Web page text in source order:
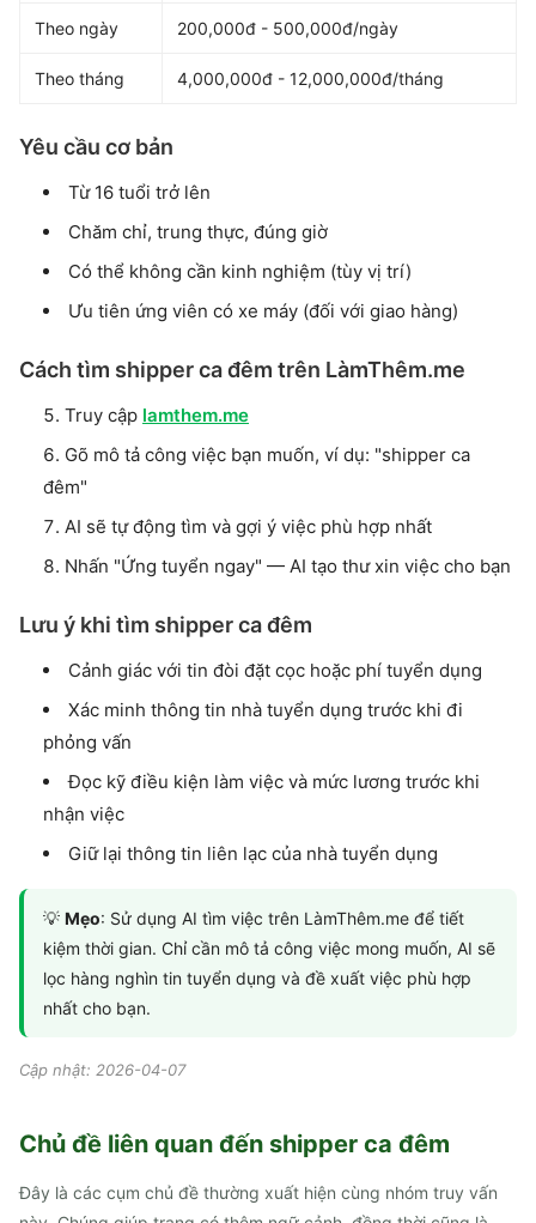
Theo ngày 200,000đ - 500,000đ/ngày
Theo tháng 4,000,000đ - 12,000,000đ/tháng
Yêu cầu cơ bản
Từ 16 tuổi trở lên
Chăm chỉ, trung thực, đúng giờ
Có thể không cần kinh nghiệm (tùy vị trí)
Ưu tiên ứng viên có xe máy (đối với giao hàng)
Cách tìm shipper ca đêm trên LàmThêm.me
Truy cập lamthem.me
Gõ mô tả công việc bạn muốn, ví dụ: "shipper ca
đêm"
AI sẽ tự động tìm và gợi ý việc phù hợp nhất
Nhấn "Ứng tuyển ngay" — AI tạo thư xin việc cho bạn
Lưu ý khi tìm shipper ca đêm
Cảnh giác với tin đòi đặt cọc hoặc phí tuyển dụng
Xác minh thông tin nhà tuyển dụng trước khi đi
phỏng vấn
Đọc kỹ điều kiện làm việc và mức lương trước khi
nhận việc
Giữ lại thông tin liên lạc của nhà tuyển dụng
💡 Mẹo: Sử dụng AI tìm việc trên LàmThêm.me để tiết
kiệm thời gian. Chỉ cần mô tả công việc mong muốn, AI sẽ
lọc hàng nghìn tin tuyển dụng và đề xuất việc phù hợp
nhất cho bạn.
Cập nhật: 2026-04-07
Chủ đề liên quan đến shipper ca đêm
Đây là các cụm chủ đề thường xuất hiện cùng nhóm truy vấn